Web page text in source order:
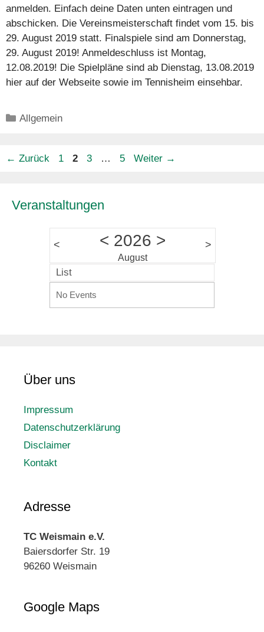
anmelden. Einfach deine Daten unten eintragen und
abschicken. Die Vereinsmeisterschaft findet vom 15. bis
29. August 2019 statt. Finalspiele sind am Donnerstag,
29. August 2019! Anmeldeschluss ist Montag,
12.08.2019! Die Spielpläne sind ab Dienstag, 13.08.2019
hier auf der Webseite sowie im Tennisheim einsehbar.
Kategorien
Allgemein
← Zurück Seite
1 Seite
2 Seite
3 … Seite
5 Weiter →
Veranstaltungen
< < 2026 >
August
>
List
No Events
Über uns
Impressum
Datenschutzerklärung
Disclaimer
Kontakt
Adresse
TC Weismain e.V.
Baiersdorfer Str. 19
96260 Weismain
Google Maps